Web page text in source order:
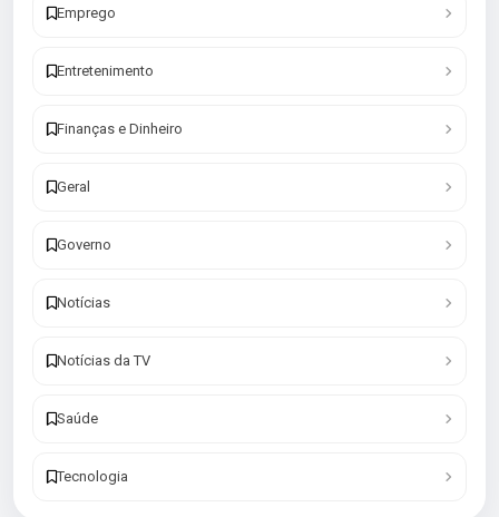
Emprego
Entretenimento
Finanças e Dinheiro
Geral
Governo
Notícias
Notícias da TV
Saúde
Tecnologia